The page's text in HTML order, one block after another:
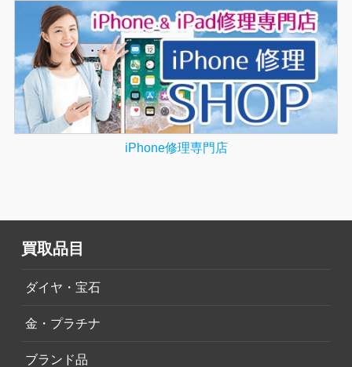
iPhone修理専門店
買取品目
ダイヤ・宝石
金・プラチナ
ブランド品